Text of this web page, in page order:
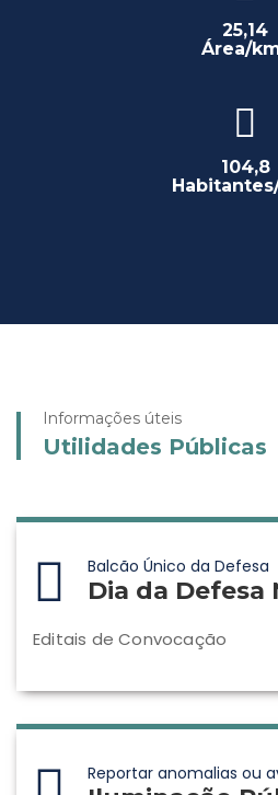
25,14
Área/
104,8
Informações úteis
Utilidades Públicas
Balcão Único da Defesa
Dia da Defesa
Editais de Convocação
Reportar anomalias ou